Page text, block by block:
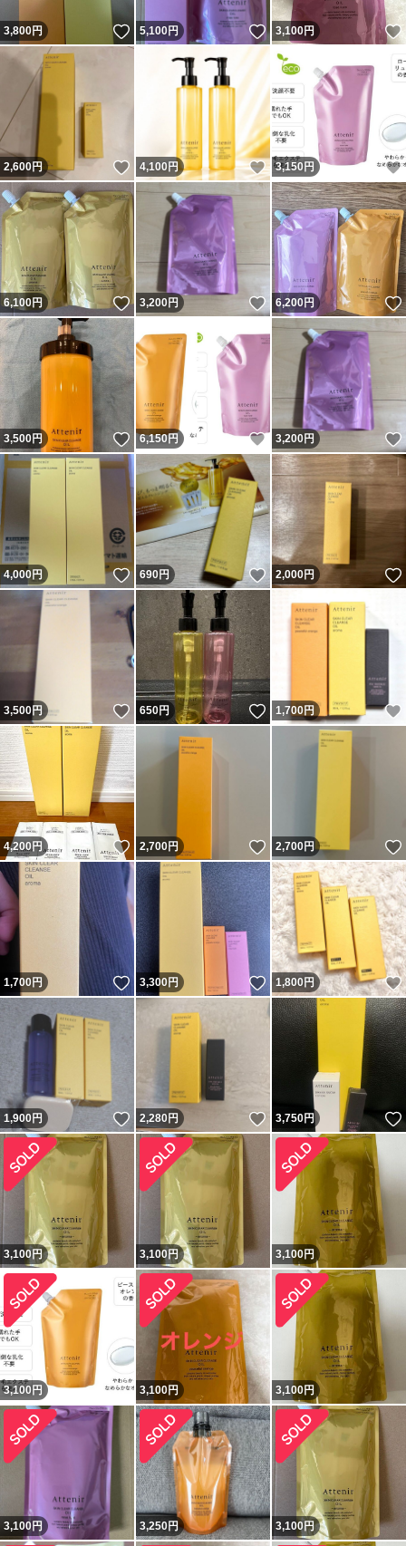
3,800円 いいね！
5,100円 いいね！
3,100円
2,600円 いいね！
4,100円 いいね！
3,150 円
6,100円 いいね！
3,200円 いいね！
6,200円
3,500円 いいね！
6,150円 いいね！
3,200円
4,000円 いいね！
690円 いいね！
2,000円
3,500円 いいね！
650円 いいね！
1,700円
4,200円 いいね！
2,700円 いいね！
2,700円
1,700円 いいね！
3,300円 いいね！
1,800円
1,900円 いいね！
2,280円 いいね！
3,750円
3,100円 3,100円 3,100円
3,100 円 3,100円 3,100円
3,100円 3,250円 3,100円